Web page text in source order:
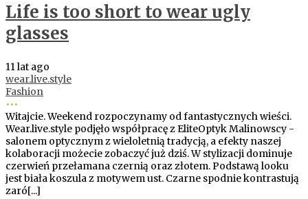
Life is too short to wear ugly
glasses
11 lat ago
wear.live.style
Fashion
•••
Witajcie. Weekend rozpoczynamy od fantastycznych wieści.
Wear.live.style podjęło współpracę z EliteOptyk Malinowscy -
salonem optycznym z wieloletnią tradycją, a efekty naszej
kolaboracji możecie zobaczyć już dziś. W stylizacji dominuje
czerwień przełamana czernią oraz złotem. Podstawą looku
jest biała koszula z motywem ust. Czarne spodnie kontrastują
zaró[...]